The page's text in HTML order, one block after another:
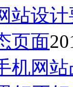
站设
页面
机网